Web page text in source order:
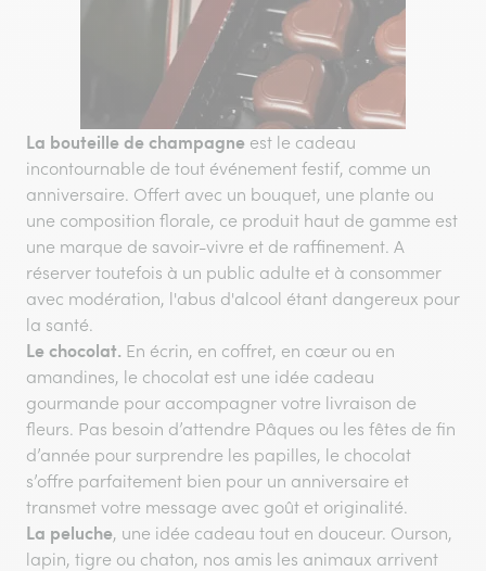
La bouteille de champagne est le cadeau
incontournable de tout événement festif, comme un
anniversaire. Offert avec un bouquet, une plante ou
une composition florale, ce produit haut de gamme est
une marque de savoir-vivre et de raffinement. A
réserver toutefois à un public adulte et à consommer
avec modération, l'abus d'alcool étant dangereux pour
la santé.
Le chocolat. En écrin, en coffret, en cœur ou en
amandines, le chocolat est une idée cadeau
gourmande pour accompagner votre livraison de
fleurs. Pas besoin d’attendre Pâques ou les fêtes de fin
d’année pour surprendre les papilles, le chocolat
s’offre parfaitement bien pour un anniversaire et
transmet votre message avec goût et originalité.
La peluche, une idée cadeau tout en douceur. Ourson,
lapin, tigre ou chaton, nos amis les animaux arrivent